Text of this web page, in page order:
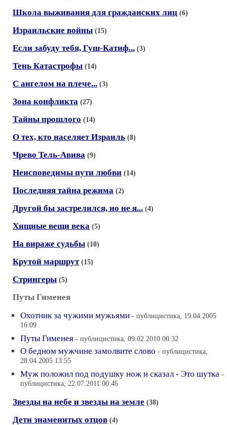
Школа выживания для гражданских лиц (6)
Израильские войны (15)
Если забуду тебя, Гуш-Катиф... (3)
Тень Катастрофы (14)
С ангелом на плече... (3)
Зона конфликта (27)
Тайны прошлого (14)
О тех, кто населяет Израиль (8)
Чрево Тель-Авива (9)
Неисповедимы пути любви (14)
Последняя тайна режима (2)
Другой бы застрелился, но не я... (4)
Хищные вещи века (5)
На вираже судьбы (10)
Крутой маршрут (15)
Стрингеры (5)
Путы Гименея
Охотник за чужими мужьями - публицистика, 19.04.2005
16:09
Путы Гименея - публицистика, 09.02.2010 00:32
О бедном мужчине замолвите слово - публицистика,
28.04.2005 13:55
Муж положил под подушку нож и сказал - Это шутка -
публицистика, 22.07.2011 00:46
Звезды на небе и звезды на земле (38)
Дети знаменитых отцов (4)